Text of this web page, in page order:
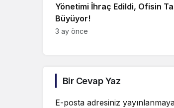
Yönetimi İhraç Edildi, Ofisin
Büyüyor!
3 ay önce
Bir Cevap Yaz
E-posta adresiniz